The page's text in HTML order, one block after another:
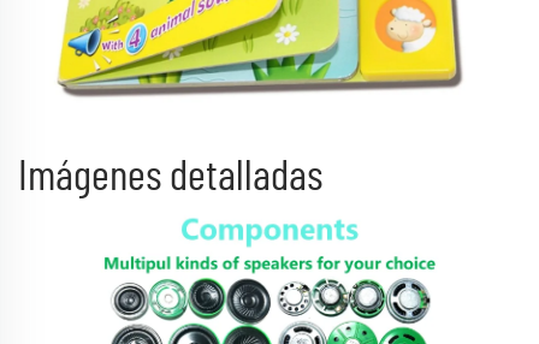
Imágenes detalladas